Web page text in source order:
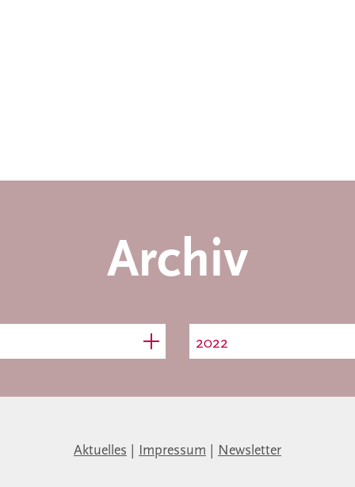
Archiv
2022
Aktuelles Impressum Newsletter